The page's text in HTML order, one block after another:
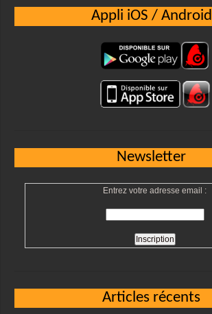
Appli iOS / Android
Newsletter
Entrez votre adresse email :
Articles récents